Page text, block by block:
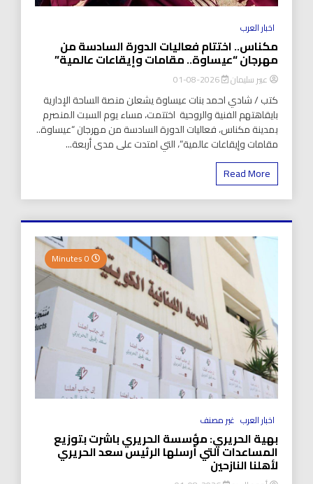
اخبار العرب
مكناس.. اختتام فعاليات الدورة السادسة من
مهرجان “عيساوة.. مقامات وإيقاعات عالمية”
عبير سليمان 2026-08-01
كتب / شادي احمد بنات عيساوة يشعلن منصة الساحة الإدارية
بايقاهتهم الفنية والروحية اختتمت، مساء يوم السبت المنصرم
بمدينة مكناس، فعاليات الدورة السادسة من مهرجان “عيساوة..
مقامات وإيقاعات عالمية”، التي امتدت على مدى أربعة...
Read More
اخبار العرب غير مصنف
بهية الحريري: مؤسسة الحريري باشرت بتوزيع
المساعدات التي أرسلها الرئيس سعد الحريري
لأهلنا النازحين